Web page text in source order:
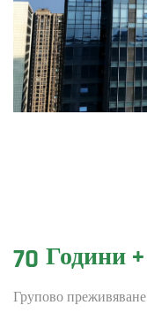
70 Години +
Групово преживяване